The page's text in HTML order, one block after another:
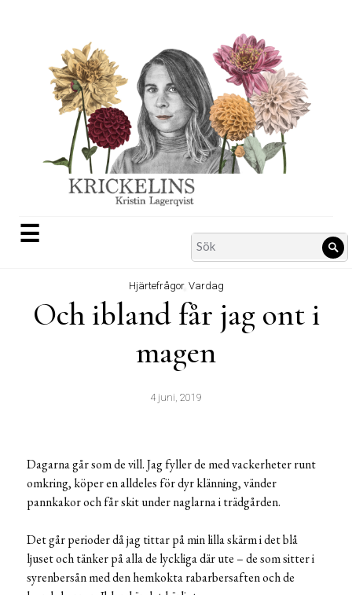
☰
Search
for:
Hjärtefrågor, Vardag
Och ibland får jag ont i
magen
4 juni, 2019
Dagarna går som de vill. Jag fyller de med vackerheter runt
omkring, köper en alldeles för dyr klänning, vänder
pannkakor och får skit under naglarna i trädgården.
Det går perioder då jag tittar på min lilla skärm i det blå
ljuset och tänker på alla de lyckliga där ute – de som sitter i
syrenbersån med den hemkokta rabarbersaften och de